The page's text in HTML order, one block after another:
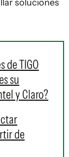
soluciones
de TIGO
su
y Claro?
de